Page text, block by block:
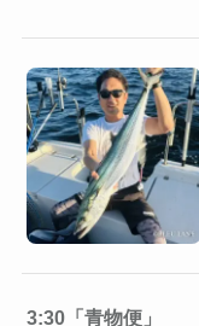
3:30「青物便」